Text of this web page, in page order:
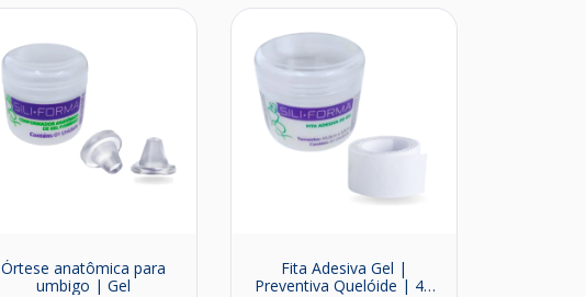
Órtese anatômica para
umbigo | Gel
Fita Adesiva Gel |
Preventiva Quelóide | 45